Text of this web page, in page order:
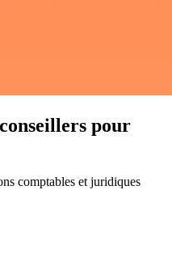
pour
comptables et juridiques